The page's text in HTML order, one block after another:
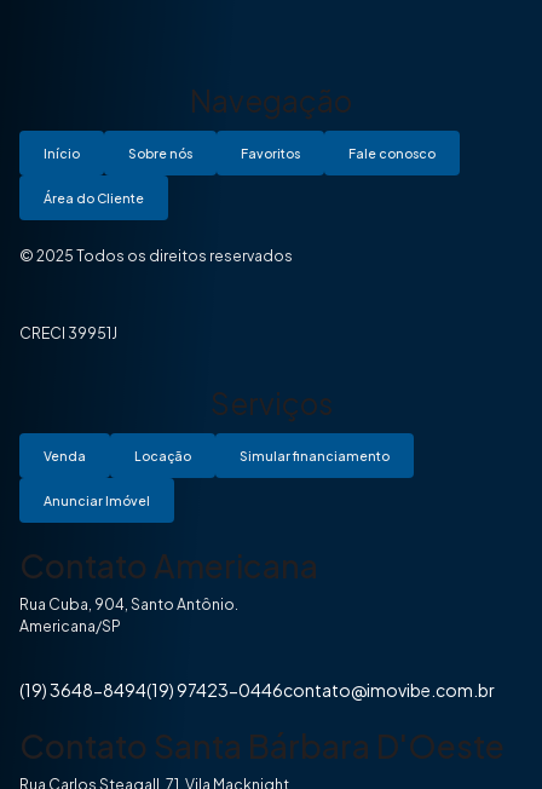
Navegação
Início Sobre nós Favoritos Fale conosco
Área do Cliente
© 2025 Todos os direitos reservados
CRECI 39951J
Serviços
Venda Locação Simular financiamento
Anunciar Imóvel
Contato Americana
Rua Cuba, 904, Santo Antônio.
Americana/SP
(19) 3648-8494(19) 97423-0446contato@imovibe.com.br
Contato Santa Bárbara D'Oeste
Rua Carlos Steagall, 71, Vila Macknight.